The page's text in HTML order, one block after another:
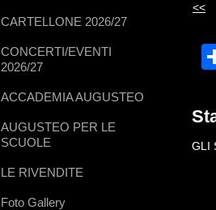
CARTELLONE 2026/27
CONCERTI/EVENTI
2026/27
ACCADEMIA AUGUSTEO
AUGUSTEO PER LE
SCUOLE
LE RIVENDITE
Foto Gallery
<<
GLI